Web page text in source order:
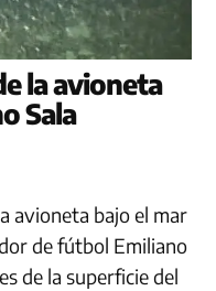
la avioneta
Sala
avioneta bajo el mar
de fútbol Emiliano
de la superficie del